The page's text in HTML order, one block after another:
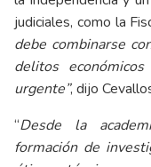
judiciales, como la
debe combinarse
delitos
urgente”, dijo
“Desde la
formación de